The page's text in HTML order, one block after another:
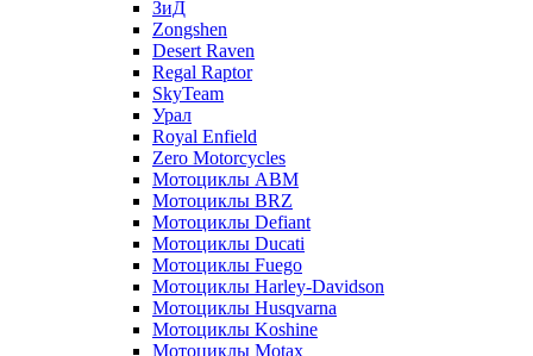
ЗиД
Zongshen
Desert Raven
Regal Raptor
SkyTeam
Урал
Royal Enfield
Zero Motorcycles
Мотоциклы ABM
Мотоциклы BRZ
Мотоциклы Defiant
Мотоциклы Ducati
Мотоциклы Fuego
Мотоциклы Harley-Davidson
Мотоциклы Husqvarna
Мотоциклы Koshine
Мотоциклы Motax